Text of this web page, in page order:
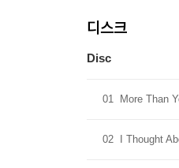
디스크
Disc
01 More Than
02 I Thought